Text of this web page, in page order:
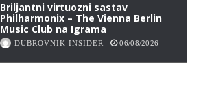
Briljantni virtuozni sastav
Philharmonix – The Vienna Berlin
Music Club na Igrama
DUBROVNIK INSIDER 06/08/2026